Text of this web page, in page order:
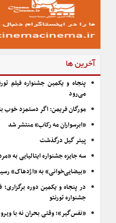
آخرین ها
پنجاه و یکمین جشنواره فیلم
می‌رود
مورگان فریمن: اگر دستمزد خوب
«ابرسواران مه رکاب» منتشر شد
پیتر گیل درگذشت
سه جایزه جشنواره ایتالیایی به
«بیضایی‌خوانی» به «اژدهاک»
در پنجاه و یکمین دوره
جشنواره تورنتو
«نفس‌گیر»؛ وقتی بحران نه با